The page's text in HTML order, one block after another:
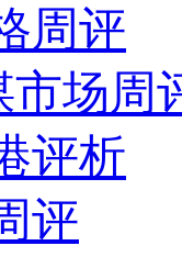
周评
市场周
评析
评